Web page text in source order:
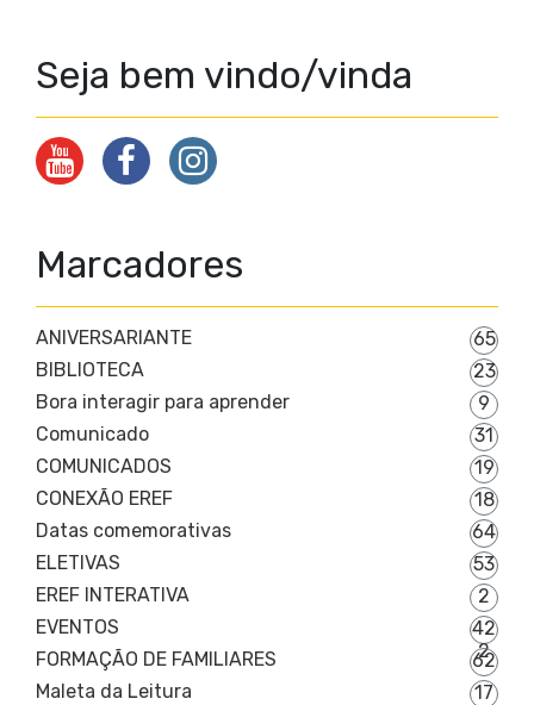
Seja bem vindo/vinda
Marcadores
ANIVERSARIANTE
65
BIBLIOTECA
23
Bora interagir para aprender
9
Comunicado
31
COMUNICADOS
19
CONEXÃO EREF
18
Datas comemorativas
64
ELETIVAS
53
EREF INTERATIVA
2
EVENTOS
42
2
FORMAÇÃO DE FAMILIARES
62
Maleta da Leitura
17